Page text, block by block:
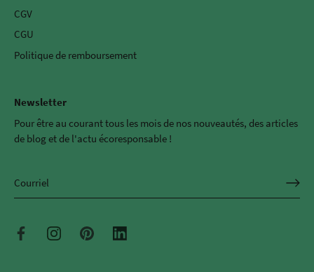
CGV
CGU
Politique de remboursement
Newsletter
Pour être au courant tous les mois de nos nouveautés, des articles
de blog et de l'actu écoresponsable !